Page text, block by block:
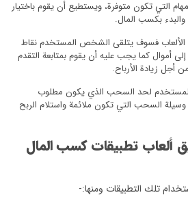
والبدء بكسب المال.
زيادة الأرباح.
ألعاب تطبيقات كسب المال
تلك التطبيقات ومنها:-